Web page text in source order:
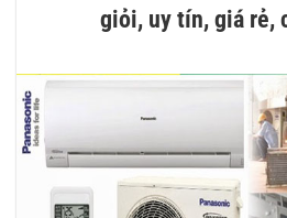
giỏi, uy tín, giá rẻ,